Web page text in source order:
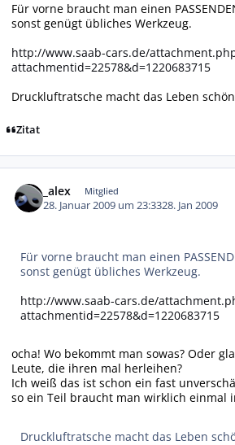
Für vorne braucht man einen
sonst genügt übliches Werkzeug.
http://www.saab-cars.de/
attachmentid=22578&d=1220683715
Druckluftratsche macht das Leben
Zitat
_alex Mitglied
28. Januar 2009 um 23:3328. Jan 2009
Für vorne braucht man einen
sonst genügt übliches Werkzeug.
http://www.saab-cars.de/
attachmentid=22578&d=1220683715
ocha! Wo bekommt man sowas? Oder
Leute, die ihren mal herleihen?
Ich weiß das ist schon ein fast
so ein Teil braucht man wirklich einmal
Druckluftratsche macht das Leben